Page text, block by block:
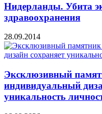
Нидерланды. Убита
здравоохранения
28.09.2014
Эксклюзивный
индивидуальный
уникальность